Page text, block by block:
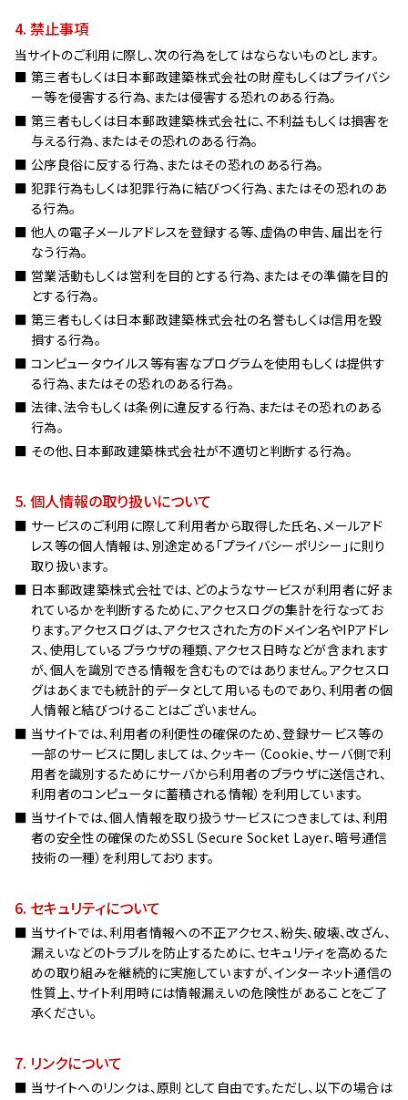
4. 禁止事項
当サイトのご利用に際し、次の行為をしてはならないものとします。
第三者もしくは日本郵政建築株式会社の財産もしくはプライバシ
ー等を侵害する行為、または侵害する恐れのある行為。
第三者もしくは日本郵政建築株式会社に、不利益もしくは損害を
与える行為、またはその恐れのある行為。
公序良俗に反する行為、またはその恐れのある行為。
犯罪行為もしくは犯罪行為に結びつく行為、またはその恐れのあ
る行為。
他人の電子メールアドレスを登録する等、虚偽の申告、届出を行
なう行為。
営業活動もしくは営利を目的とする行為、またはその準備を目的
とする行為。
第三者もしくは日本郵政建築株式会社の名誉もしくは信用を毀
損する行為。
コンピュータウイルス等有害なプログラムを使用もしくは提供す
る行為、またはその恐れのある行為。
法律、法令もしくは条例に違反する行為、またはその恐れのある
行為。
その他、日本郵政建築株式会社が不適切と判断する行為。
5. 個人情報の取り扱いについて
サービスのご利用に際して利用者から取得した氏名、メールアド
レス等の個人情報は、別途定める「プライバシーポリシー」に則り
取り扱います。
日本郵政建築株式会社では、どのようなサービスが利用者に好ま
れているかを判断するために、アクセスログの集計を行なってお
ります。アクセスログは、アクセスされた方のドメイン名やIPアドレ
ス、使用しているブラウザの種類、アクセス日時などが含まれます
が、個人を識別できる情報を含むものではありません。アクセスロ
グはあくまでも統計的データとして用いるものであり、利用者の個
人情報と結びつけることはございません。
当サイトでは、利用者の利便性の確保のため、登録サービス等の
一部のサービスに関しましては、クッキー（Cookie、サーバ側で利
用者を識別するためにサーバから利用者のブラウザに送信され、
利用者のコンピュータに蓄積される情報）を利用しています。
当サイトでは、個人情報を取り扱うサービスにつきましては、利用
者の安全性の確保のためSSL（Secure Socket Layer、暗号通信
技術の一種）を利用しております。
6. セキュリティについて
当サイトでは、利用者情報への不正アクセス、紛失、破壊、改ざん、
漏えいなどのトラブルを防止するために、セキュリティを高めるた
めの取り組みを継続的に実施していますが、インターネット通信の
性質上、サイト利用時には情報漏えいの危険性があることをご了
承ください。
7. リンクについて
当サイトへのリンクは、原則として自由です。ただし、以下の場合は